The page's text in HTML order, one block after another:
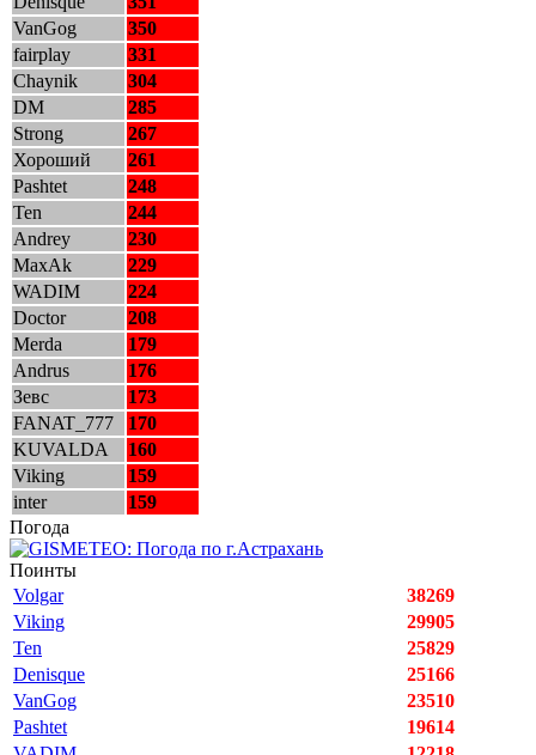
VanGog
350
fairplay
331
Chaynik
304
DM
285
Strong
267
Хороший
261
Pashtet
248
Ten
244
Andrey
230
MaxAk
229
WADIM
224
Doctor
208
Merda
179
Andrus
176
Зевс
173
FANAT_777
170
KUVALDA
160
Viking
159
inter
159
Погода
Поинты
Volgar
38269
Viking
29905
Ten
25829
Denisque
25166
VanGog
23510
Pashtet
19614